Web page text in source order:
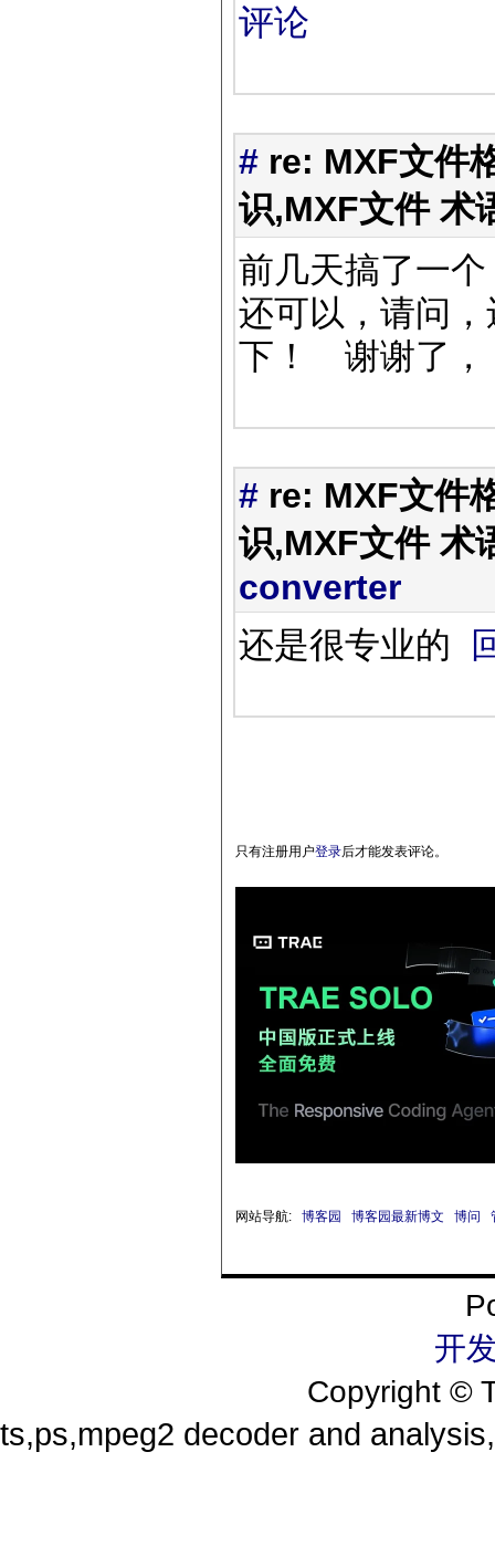
评论
# re: MXF文件
识,MXF文件 术
前几天搞了一
还可以，请问
下！ 谢谢了
# re: MXF文件
识,MXF文件 术
converter
还是很专业的
只有注册用户登录后才能发表评论。
网站导航: 博客园 博客园最新博文 博问
开
Copyright ©
ts,ps,mpeg2 decoder and